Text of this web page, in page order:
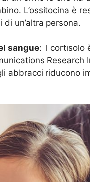
L’ossitocina è
un’altra persona.
sangue: il cortisolo
abbracci riducono